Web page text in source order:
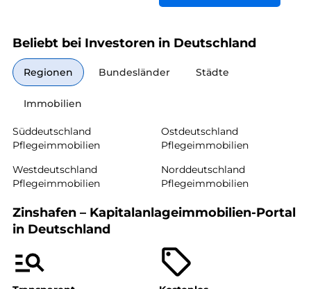
Beliebt bei Investoren in Deutschland
Regionen Bundesländer Städte
Immobilien
Süddeutschland
Pflegeimmobilien
Ostdeutschland
Pflegeimmobilien
Westdeutschland
Pflegeimmobilien
Norddeutschland
Pflegeimmobilien
Zinshafen – Kapitalanlageimmobilien-Portal
in Deutschland